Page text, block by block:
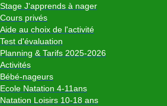
Stage J'apprends à nager
Cours privés
Aide au choix de l'activité
Test d'évaluation
Planning & Tarifs 2025-2026
Activités
Bébé-nageurs
Ecole Natation 4-11ans
Natation Loisirs 10-18 ans